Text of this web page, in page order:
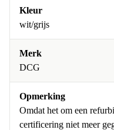
Kleur
wit/grijs
Merk
DCG
Opmerking
Omdat het om een
certificering niet meer